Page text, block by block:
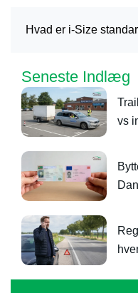
Hvad er i-Size
Seneste Indlæg
vs